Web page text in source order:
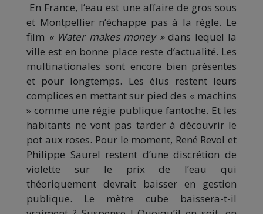
En France, l’eau est une affaire de gros sous
et Montpellier n’échappe pas à la règle. Le
film « Water makes money »dans lequel la
ville est en bonne place reste d’actualité. Les
multinationales sont encore bien présentes
et pour longtemps. Les élus restent leurs
complices en mettant sur pied des « machins
» comme une régie publique fantoche. Et les
habitants ne vont pas tarder à découvrir le
pot aux roses. Pour le moment, René Revol et
Philippe Saurel restent d’une discrétion de
violette sur le prix de l’eau qui
théoriquement devrait baisser en gestion
publique. Le mètre cube baissera-t-il